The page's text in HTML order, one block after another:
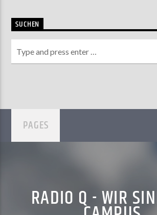
SUCHEN
PAGES
RADIO Q - WIR